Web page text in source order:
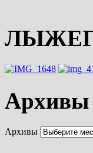
Архивы
Архивы